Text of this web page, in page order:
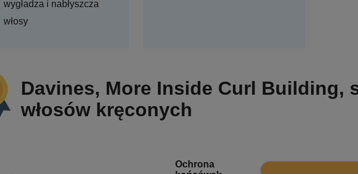
wygładza i nabłyszcza
włosy
Davines, More Inside Curl Building,
włosów kręconych
Ochrona
8